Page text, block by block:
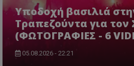
Υποδοχή βασιλιά
Τραπεζούντα για τον
(ΦΩΤΟΓΡΑΦΙΕΣ - 6
05.08.2026 - 22:21